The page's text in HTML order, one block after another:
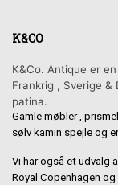
K&CO
K&Co. Antique er
Frankrig , Sverige
patina.
Gamle møbler ,
sølv kamin spejle og
Vi har også et udvalg
Royal Copenhagen og